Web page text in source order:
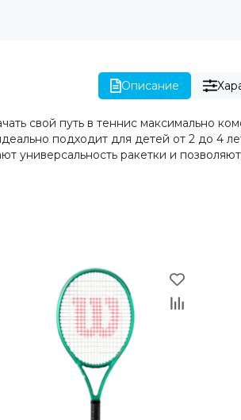
Описание
свой путь в теннис максимально
подходит для детей от 2 до 4
универсальность ракетки и